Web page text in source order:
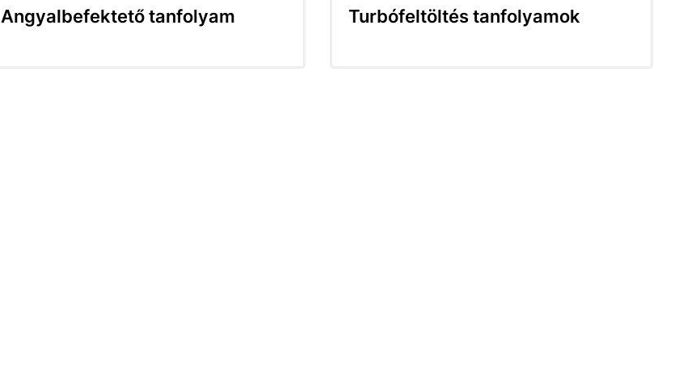
Angyalbefektető tanfolyam Turbófeltöltés tanfolyamok